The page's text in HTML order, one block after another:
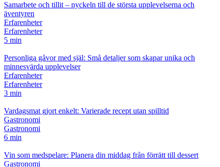
Samarbete och tillit – nyckeln till de största upplevelserna och
äventyren
Erfarenheter
Erfarenheter
5 min
Personliga gåvor med själ: Små detaljer som skapar unika och
minnesvärda upplevelser
Erfarenheter
Erfarenheter
3 min
Vardagsmat gjort enkelt: Varierade recept utan spilltid
Gastronomi
Gastronomi
6 min
Vin som medspelare: Planera din middag från förrätt till dessert
Gastronomi